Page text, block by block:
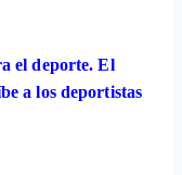
el deporte. El
a los deportistas